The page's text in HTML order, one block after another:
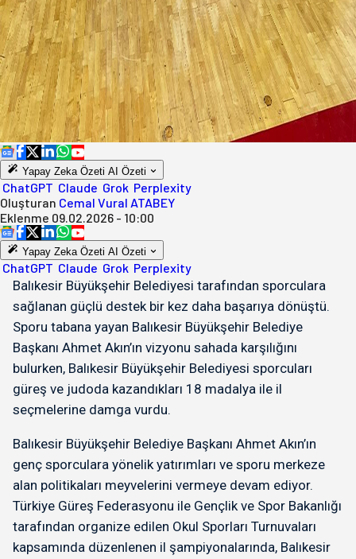
Yapay Zeka Özeti AI Özeti
ChatGPT Claude Grok Perplexity
Oluşturan Cemal Vural ATABEY
Eklenme 09.02.2026 - 10:00
Yapay Zeka Özeti AI Özeti
ChatGPT Claude Grok Perplexity
Balıkesir Büyükşehir Belediyesi tarafından sporculara
sağlanan güçlü destek bir kez daha başarıya dönüştü.
Sporu tabana yayan Balıkesir Büyükşehir Belediye
Başkanı Ahmet Akın’ın vizyonu sahada karşılığını
bulurken, Balıkesir Büyükşehir Belediyesi sporcuları
güreş ve judoda kazandıkları 18 madalya ile il
seçmelerine damga vurdu.
Balıkesir Büyükşehir Belediye Başkanı Ahmet Akın’ın
genç sporculara yönelik yatırımları ve sporu merkeze
alan politikaları meyvelerini vermeye devam ediyor.
Türkiye Güreş Federasyonu ile Gençlik ve Spor Bakanlığı
tarafından organize edilen Okul Sporları Turnuvaları
kapsamında düzenlenen il şampiyonalarında, Balıkesir